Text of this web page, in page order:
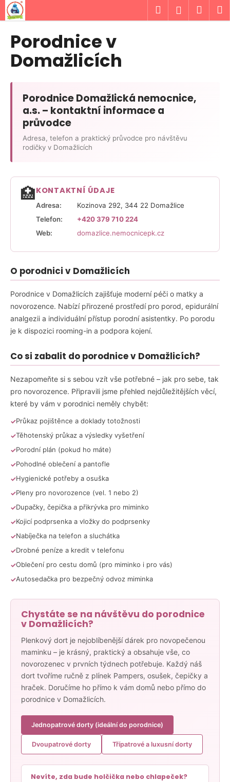
Přejít
na
obsah
Hledat
Porodnice v
Domažlicích
Porodnice Domažlická nemocnice,
a.s. – kontaktní informace a
průvodce
Adresa, telefon a praktický průvodce pro návštěvu
rodičky v Domažlicích
🏥KONTAKTNÍ ÚDAJE
Adresa:
Kozinova 292, 344 22 Domažlice
Telefon:
+420 379 710 224
Web:
domazlice.nemocnicepk.cz
O porodnici v Domažlicích
Porodnice v Domažlicích zajišťuje moderní péči o matky a
novorozence. Nabízí přirozené prostředí pro porod, epidurální
analgezii a individuální přístup porodní asistentky. Po porodu
je k dispozici rooming-in a podpora kojení.
Co si zabalit do porodnice v Domažlicích?
Nezapomeňte si s sebou vzít vše potřebné – jak pro sebe, tak
pro novorozence. Připravili jsme přehled nejdůležitějších věcí,
které by vám v porodnici neměly chybět:
Průkaz pojištěnce a doklady totožnosti
Těhotenský průkaz a výsledky vyšetření
Porodní plán (pokud ho máte)
Pohodlné oblečení a pantofle
Hygienické potřeby a osuška
Pleny pro novorozence (vel. 1 nebo 2)
Dupačky, čepička a přikrývka pro miminko
Kojicí podprsenka a vložky do podprsenky
Nabíječka na telefon a sluchátka
Drobné peníze a kredit v telefonu
Oblečení pro cestu domů (pro miminko i pro vás)
Autosedačka pro bezpečný odvoz miminka
Chystáte se na návštěvu do porodnice
v Domažlicích?
Plenkový dort je nejoblíbenější dárek pro novopečenou
maminku – je krásný, praktický a obsahuje vše, co
novorozenec v prvních týdnech potřebuje. Každý náš
dort tvoříme ručně z plínek Pampers, osušek, čepičky a
hraček. Doručíme ho přímo k vám domů nebo přímo do
porodnice v Domažlicích.
Jednopatrové dorty (ideální do porodnice)
Dvoupatrové dorty Třípatrové a luxusní dorty
Nevíte, zda bude holčička nebo chlapeček?
K
o
C
o
p
u
j
j
í
t
?
D
o
p
o
r
u
č
u
j
e
m
e
PLENKOVÝ
KOČÁREK
450
Kč